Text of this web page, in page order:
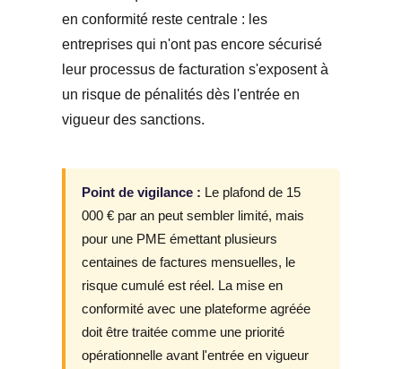
en conformité reste centrale : les
entreprises qui n'ont pas encore sécurisé
leur processus de facturation s'exposent à
un risque de pénalités dès l'entrée en
vigueur des sanctions.
Point de vigilance : Le plafond de 15
000 € par an peut sembler limité, mais
pour une PME émettant plusieurs
centaines de factures mensuelles, le
risque cumulé est réel. La mise en
conformité avec une plateforme agréée
doit être traitée comme une priorité
opérationnelle avant l'entrée en vigueur